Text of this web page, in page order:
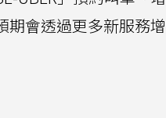
期會透過更多新服務增